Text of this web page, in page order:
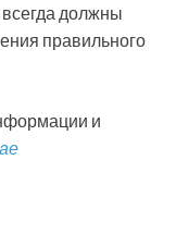
должны
правильного
и